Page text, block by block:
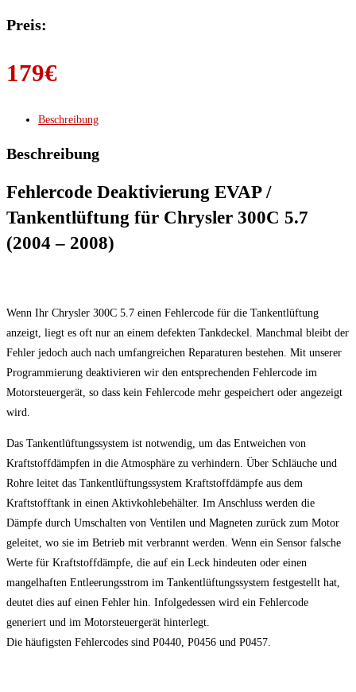
Preis:
179€
Beschreibung
Beschreibung
Fehlercode Deaktivierung EVAP /
Tankentlüftung für Chrysler 300C 5.7
(2004 – 2008)
Wenn Ihr Chrysler 300C 5.7 einen Fehlercode für die Tankentlüftung
anzeigt, liegt es oft nur an einem defekten Tankdeckel. Manchmal bleibt der
Fehler jedoch auch nach umfangreichen Reparaturen bestehen. Mit unserer
Programmierung deaktivieren wir den entsprechenden Fehlercode im
Motorsteuergerät, so dass kein Fehlercode mehr gespeichert oder angezeigt
wird.
Das Tankentlüftungssystem ist notwendig, um das Entweichen von
Kraftstoffdämpfen in die Atmosphäre zu verhindern. Über Schläuche und
Rohre leitet das Tankentlüftungssystem Kraftstoffdämpfe aus dem
Kraftstofftank in einen Aktivkohlebehälter. Im Anschluss werden die
Dämpfe durch Umschalten von Ventilen und Magneten zurück zum Motor
geleitet, wo sie im Betrieb mit verbrannt werden. Wenn ein Sensor falsche
Werte für Kraftstoffdämpfe, die auf ein Leck hindeuten oder einen
mangelhaften Entleerungsstrom im Tankentlüftungssystem festgestellt hat,
deutet dies auf einen Fehler hin. Infolgedessen wird ein Fehlercode
generiert und im Motorsteuergerät hinterlegt.
Die häufigsten Fehlercodes sind P0440, P0456 und P0457.